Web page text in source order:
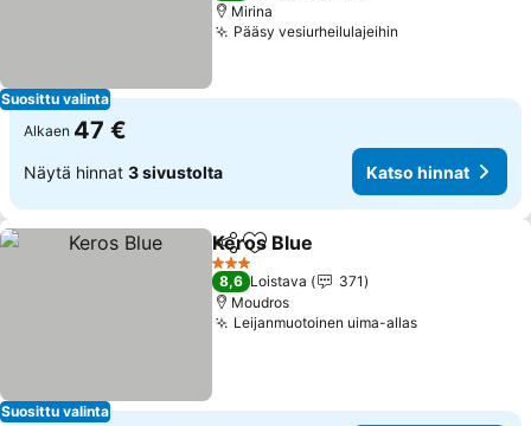
Suosittu valinta
Mirina
Pääsy vesiurheilulajeihin
Alkaen 47 €
Näytä hinnat 3 sivustolta Katso hinnat
Suosittu valinta
Jaa Lisää suosikkeihin
Keros Blue
3 Tähtiluokitus
8,6 Loistava
371
Moudros
Leijanmuotoinen uima-allas